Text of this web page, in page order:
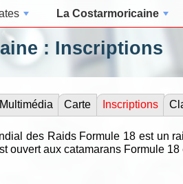
La Costarmoricaine
: Inscriptions
Multimédia Carte Inscriptions
des Raids Formule 18 est un
ouvert aux catamarans Formule 18